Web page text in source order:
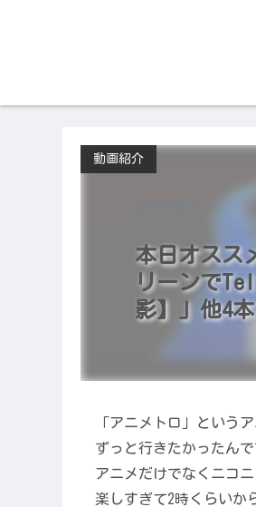
本日オスス
リーンで
影】」他4本
動画紹介
「アニメトロ」という
ずっと行きたかったん
アニメだけでなくニコニ
楽しすぎて2時くらいか